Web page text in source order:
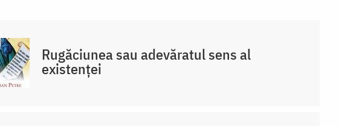
Rugăciunea sau adevăratul sens al
existenței